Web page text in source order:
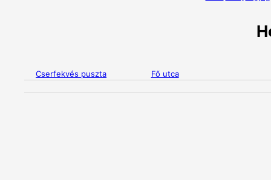
Cserfekvés puszta Fő utca